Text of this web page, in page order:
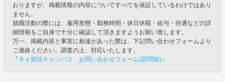
おりますが、掲載情報の内容についてすべてを保証しているわけではあり
ません。
就職活動の際には、雇用形態・勤務時間・休日休暇・給与・待遇などの詳
細情報をご自身で十分に確認して頂きますようお願い致します。
万一、掲載内容と事実に相違があった際は、下記問い合わせフォームより
ご連絡ください。調査の上、対応いたします。
「 Ｒｅ就活キャンパス お問い合わせフォーム(質問箱) 」